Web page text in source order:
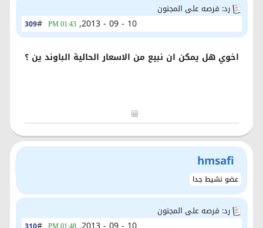
رد: فرصه على المجنون
309# 10 - 09 - 2013,
01:43 PM
اخوي هل يمكن ان نبيع من الاسعار الحالية الباوند ين ؟
hmsafi
عضو نشيط جدا
رد: فرصه على المجنون
01:48 PM